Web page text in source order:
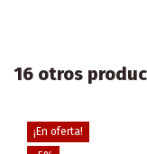
16 otros
¡En oferta!